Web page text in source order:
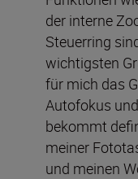
der interne
Steuerring
wichtigsten
für mich das
Autofokus
bekommt
meiner
und meinen